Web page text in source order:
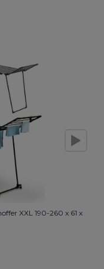
XXL 190-260 x 61 x